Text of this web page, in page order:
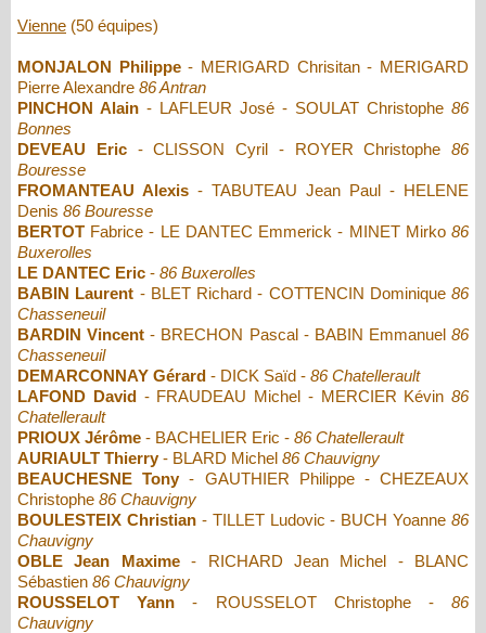
Vienne (50 équipes)
MONJALON Philippe- MERIGARD Chrisitan - MERIGARD
Pierre Alexandre 86 Antran
PINCHON Alain - LAFLEUR José - SOULAT Christophe 86
Bonnes
DEVEAU Eric- CLISSON Cyril - ROYER Christophe 86
Bouresse
FROMANTEAU Alexis - TABUTEAU Jean Paul - HELENE
Denis 86 Bouresse
BERTOT Fabrice - LE DANTEC Emmerick - MINET Mirko 86
Buxerolles
LE DANTEC Eric - 86 Buxerolles
BABIN Laurent - BLET Richard - COTTENCIN Dominique 86
Chasseneuil
BARDIN Vincent - BRECHON Pascal - BABIN Emmanuel 86
Chasseneuil
DEMARCONNAY Gérard - DICK Saïd - 86 Chatellerault
LAFOND David- FRAUDEAU Michel - MERCIER Kévin 86
Chatellerault
PRIOUX Jérôme - BACHELIER Eric - 86 Chatellerault
AURIAULT Thierry- BLARD Michel 86 Chauvigny
BEAUCHESNE Tony- GAUTHIER Philippe - CHEZEAUX
Christophe 86 Chauvigny
BOULESTEIX Christian- TILLET Ludovic - BUCH Yoanne 86
Chauvigny
OBLE Jean Maxime- RICHARD Jean Michel - BLANC
Sébastien 86 Chauvigny
ROUSSELOT Yann - ROUSSELOT Christophe -86
Chauvigny